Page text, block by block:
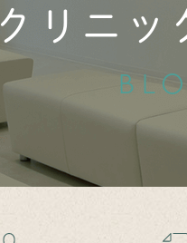
クリニッ